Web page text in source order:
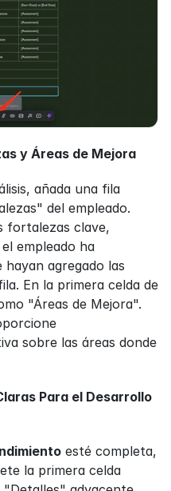
y Áreas de Mejora
añada una fila
del empleado.
fortalezas clave,
empleado ha
agregado las
En la primera celda de
"Áreas de Mejora".
sobre las áreas donde
Para el Desarrollo
esté completa,
la primera celda